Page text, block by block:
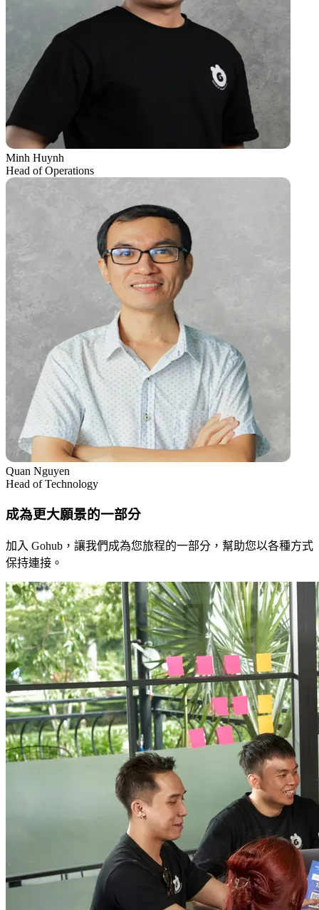
Minh Huynh
Head of Operations
Quan Nguyen
Head of Technology
成為更大願景的一部分
加入 Gohub，讓我們成為您旅程的一部分，幫助您以各種方式
保持連接。